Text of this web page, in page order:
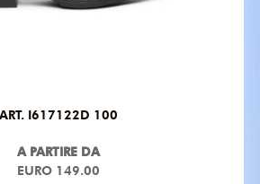
ART. I617122D 100
A PARTIRE DA
EURO 149.00